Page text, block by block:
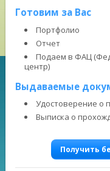
Готовим за Вас
Портфолио
Отчет
Подаем в ФАЦ
центр)
Выдаваемые
Удостоверение о
Выписка о
Получить